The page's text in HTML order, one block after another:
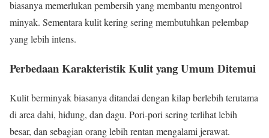
biasanya memerlukan pembersih yang membantu mengontrol
minyak. Sementara kulit kering sering membutuhkan pelembap
yang lebih intens.
Perbedaan Karakteristik Kulit yang Umum Ditemui
Kulit berminyak biasanya ditandai dengan kilap berlebih terutama
di area dahi, hidung, dan dagu. Pori-pori sering terlihat lebih
besar, dan sebagian orang lebih rentan mengalami jerawat.